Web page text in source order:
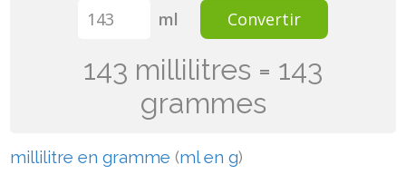
ml Convertir
143 millilitres = 143
grammes
millilitre en gramme (ml en g)